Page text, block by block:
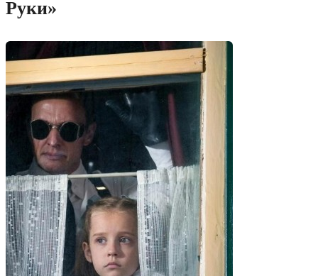
Руки»